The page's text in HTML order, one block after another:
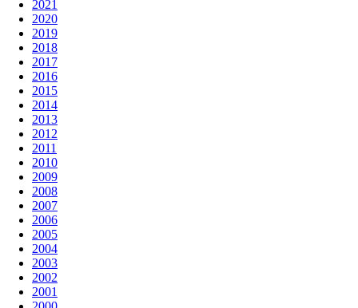
2021
2020
2019
2018
2017
2016
2015
2014
2013
2012
2011
2010
2009
2008
2007
2006
2005
2004
2003
2002
2001